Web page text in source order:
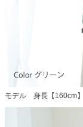
モデル 身長【160cm】